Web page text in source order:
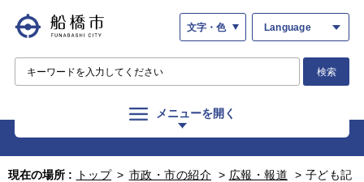
文字・色 Language
検索
メニューを開く
現在の場所 : トップ > 市政・市の紹介 > 広報・報道 > 子ども記